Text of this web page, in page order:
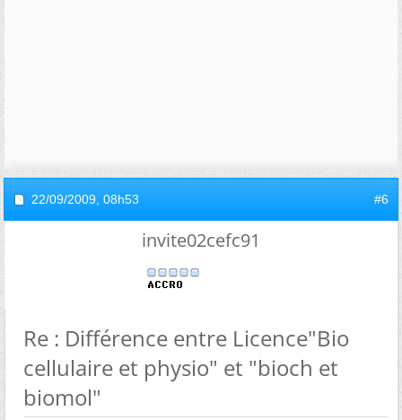
22/09/2009, 08h53 #6
invite02cefc91
Re : Différence entre Licence"Bio
cellulaire et physio" et "bioch et
biomol"